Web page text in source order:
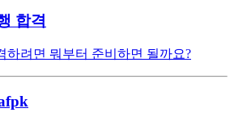
합격
하려면 뭐부터 준비하면 될까요?